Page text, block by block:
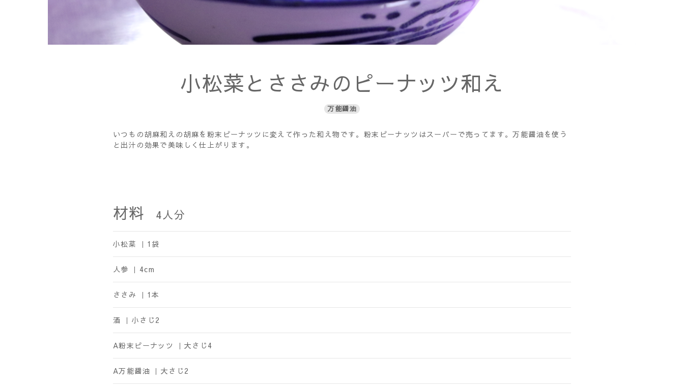
小松菜とささみのピーナッツ和え
万能醤油
いつもの胡麻和えの胡麻を粉末ピーナッツに変えて作った和え物です。粉末ピーナッツはスーパーで売ってます。万能醤油を使う
と出汁の効果で美味しく仕上がります。
材料 4人分
小松菜 ｜ 1袋
人参 ｜ 4cm
ささみ ｜ 1本
酒 ｜ 小さじ2
A粉末ピーナッツ ｜ 大さじ4
A万能醤油 ｜ 大さじ2